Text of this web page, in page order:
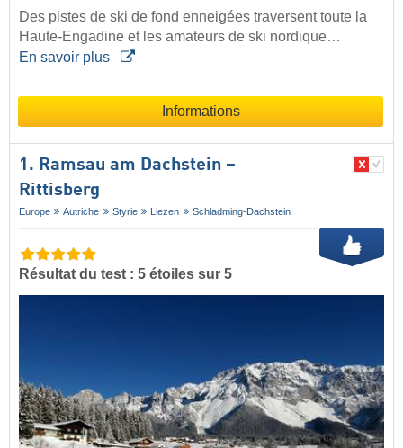
Des pistes de ski de fond enneigées traversent toute la
Haute-Engadine et les amateurs de ski nordique…
En savoir plus
Informations
1. Ramsau am Dachstein –
Rittisberg
Europe Autriche Styrie Liezen Schladming-Dachstein
Résultat du test : 5 étoiles sur 5